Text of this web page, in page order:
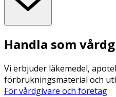
Handla som
Vi erbjuder läkemedel,
förbrukningsmaterial och
För vårdgivare och företag